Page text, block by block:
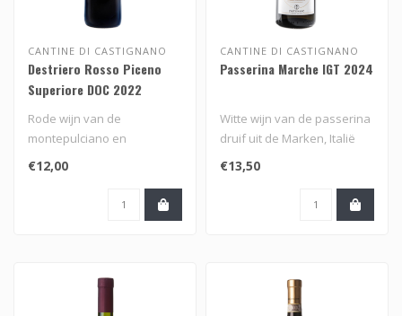
CANTINE DI CASTIGNANO
Destriero Rosso Piceno
Superiore DOC 2022
Rode wijn van de
montepulciano en
sangiovese druif uit de
€12,00
CANTINE DI CASTIGNANO
Passerina Marche IGT 2024
Witte wijn van de passerina
druif uit de Marken, Italië
€13,50